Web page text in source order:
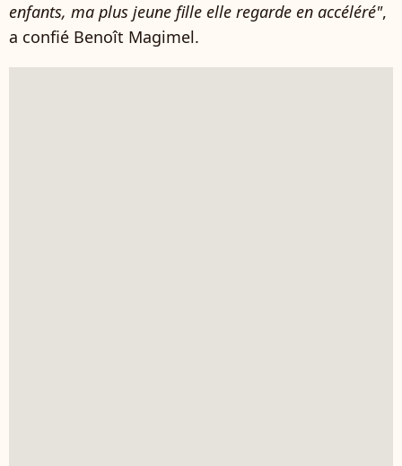
enfants, ma plus jeune fille elle regarde en accéléré",
a confié Benoît Magimel.